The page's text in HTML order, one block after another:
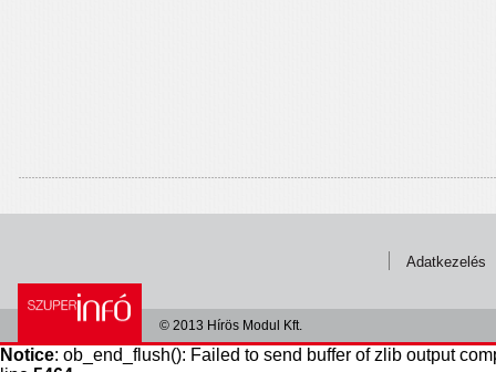
Adatkezelés
© 2013 Hírös Modul Kft.
Notice: ob_end_flush(): Failed to send buffer of zlib output